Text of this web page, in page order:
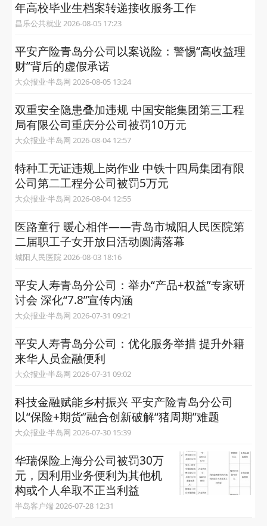
年高校毕业生档案转递接收服务工作
昌乐公共就业 2026-08-05 17:23
平安产险青岛分公司以案说险：警惕“高收益理
财”背后的虚假承诺
大众报业·半岛网 2026-08-05 13:24
双重安全隐患叠加违规 中国安能集团第三工程
局有限公司重庆分公司被罚10万元
大众报业·半岛网 2026-08-04 12:57
特种工无证违规上岗作业 中铁十四局集团有限
公司第二工程分公司被罚5万元
大众报业·半岛网 2026-08-04 12:55
医路童行 暖心相伴——青岛市城阳人民医院第
二届职工子女开放日活动圆满落幕
城阳人民医院 2026-08-03 18:16
平安人寿青岛分公司：举办“产品+权益”专家研
讨会 深化“7.8”宣传内涵
大众报业·半岛网 2026-07-31 09:21
平安人寿青岛分公司：优化服务举措 提升外籍
来华人员金融便利
大众报业·半岛网 2026-07-31 09:02
科技金融赋能乡村振兴 平安产险青岛分公司
以“保险+期货”融合创新破解“猪周期”难题
大众报业·半岛网 2026-07-30 15:39
华瑞保险上海分公司被罚30万
元，因利用业务便利为其他机
构或个人牟取不正当利益
半岛客户端 2026-07-28 12:31